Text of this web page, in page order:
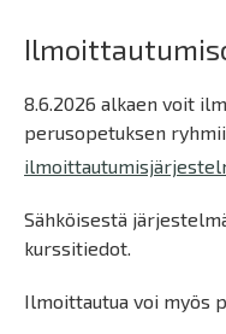
8.6.2026 alkaen voit
perusopetuksen
Sähköisestä
kurssitiedot.
Ilmoittautua voi myös